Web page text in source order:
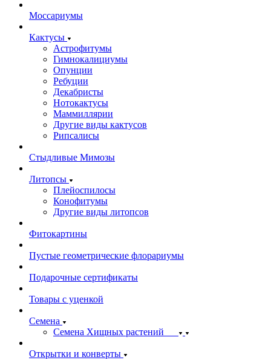
Моссариумы
Кактусы
Астрофитумы
Гимнокалициумы
Опунции
Ребуции
Декабристы
Нотокактусы
Маммиллярии
Другие виды кактусов
Рипсалисы
Стыдливые Мимозы
Литопсы
Плейоспилосы
Конофитумы
Другие виды литопсов
Фитокартины
Пустые геометрические флорариумы
Подарочные сертификаты
Товары с уценкой
Семена
Семена Хищных растений
Открытки и конверты